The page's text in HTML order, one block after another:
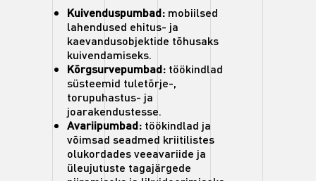
Kuivenduspumbad:mobiilsed
lahendused ehitus- ja
kaevandusobjektide tõhusaks
kuivendamiseks.
Kõrgsurvepumbad:töökindlad
süsteemid tuletõrje-,
torupuhastus- ja
joarakendustesse.
Avariipumbad:töökindlad ja
võimsad seadmed kriitilistes
olukordades veeavariide ja
üleujutuste tagajärgede